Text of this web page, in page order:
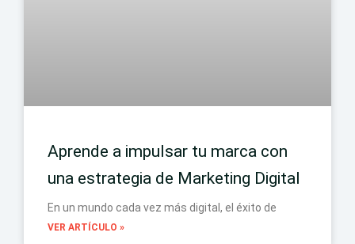
Aprende a impulsar tu marca con
una estrategia de Marketing Digital
En un mundo cada vez más digital, el éxito de
VER ARTÍCULO »